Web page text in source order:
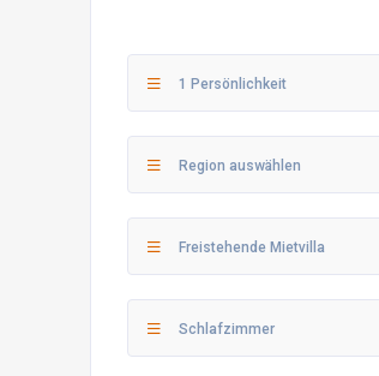
1 Persönlichkeit
Region auswählen
Freistehende Mietvilla
Schlafzimmer